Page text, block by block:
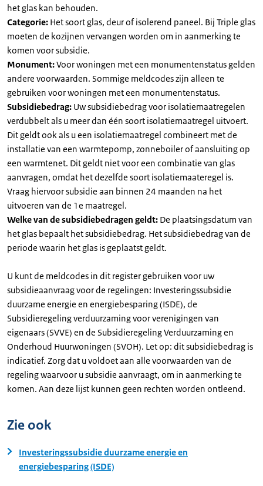
het glas kan behouden.
Categorie: Het soort glas, deur of isolerend paneel. Bij Triple glas
moeten de kozijnen vervangen worden om in aanmerking te
komen voor subsidie.
Monument:Voor woningen met een monumentenstatus gelden
andere voorwaarden. Sommige meldcodes zijn alleen te
gebruiken voor woningen met een monumentenstatus.
Subsidiebedrag: Uw subsidiebedrag voor isolatiemaatregelen
verdubbelt als u meer dan één soort isolatiemaatregel uitvoert.
Dit geldt ook als u een isolatiemaatregel combineert met de
installatie van een warmtepomp, zonneboiler of aansluiting op
een warmtenet. Dit geldt niet voor een combinatie van glas
aanvragen, omdat het dezelfde soort isolatiemaateregel is.
Vraag hiervoor subsidie aan binnen 24 maanden na het
uitvoeren van de 1e maatregel.
Welke van de subsidiebedragen geldt: De plaatsingsdatum van
het glas bepaalt het subsidiebedrag. Het subsidiebedrag van de
periode waarin het glas is geplaatst geldt.
U kunt de meldcodes in dit register gebruiken voor uw
subsidieaanvraag voor de regelingen: Investeringssubsidie
duurzame energie en energiebesparing (ISDE), de
Subsidieregeling verduurzaming voor verenigingen van
eigenaars (SVVE) en de Subsidieregeling Verduurzaming en
Onderhoud Huurwoningen (SVOH). Let op: dit subsidiebedrag is
indicatief. Zorg dat u voldoet aan alle voorwaarden van de
regeling waarvoor u subsidie aanvraagt, om in aanmerking te
komen. Aan deze lijst kunnen geen rechten worden ontleend.
Zie ook
Investeringssubsidie duurzame energie en
energiebesparing (ISDE)